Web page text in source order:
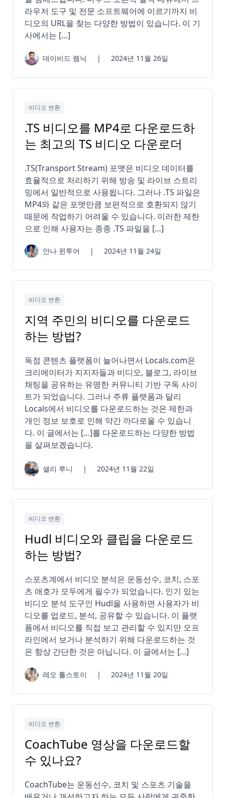
라우저 도구 및 전문 소프트웨어에 이르기까지 비
디오의 URL을 찾는 다양한 방법이 있습니다. 이 기
사에서는 […]
데이비드 렘닉 | 2024년 11월 26일
비디오 변환
.TS 비디오를 MP4로 다운로드하
는 최고의 TS 비디오 다운로더
.TS(Transport Stream) 포맷은 비디오 데이터를
효율적으로 처리하기 위해 방송 및 라이브 스트리
밍에서 일반적으로 사용됩니다. 그러나 .TS 파일은
MP4와 같은 포맷만큼 보편적으로 호환되지 않기
때문에 작업하기 어려울 수 있습니다. 이러한 제한
으로 인해 사용자는 종종 .TS 파일을 […]
안나 윈투어 | 2024년 11월 24일
비디오 변환
지역 주민의 비디오를 다운로드
하는 방법?
독점 콘텐츠 플랫폼이 늘어나면서 Locals.com은
크리에이터가 지지자들과 비디오, 블로그, 라이브
채팅을 공유하는 유명한 커뮤니티 기반 구독 사이
트가 되었습니다. 그러나 주류 플랫폼과 달리
Locals에서 비디오를 다운로드하는 것은 제한과
개인 정보 보호로 인해 약간 까다로울 수 있습니
다. 이 글에서는 […]를 다운로드하는 다양한 방법
을 살펴보겠습니다.
샐리 루니 | 2024년 11월 22일
비디오 변환
Hudl 비디오와 클립을 다운로드
하는 방법?
스포츠계에서 비디오 분석은 운동선수, 코치, 스포
츠 애호가 모두에게 필수가 되었습니다. 인기 있는
비디오 분석 도구인 Hudl을 사용하면 사용자가 비
디오를 업로드, 분석, 공유할 수 있습니다. 이 플랫
폼에서 비디오를 직접 보고 관리할 수 있지만 오프
라인에서 보거나 분석하기 위해 다운로드하는 것
은 항상 간단한 것은 아닙니다. 이 글에서는 […]
레오 톨스토이 | 2024년 11월 20일
비디오 변환
CoachTube 영상을 다운로드할
수 있나요?
CoachTube는 운동선수, 코치 및 스포츠 기술을